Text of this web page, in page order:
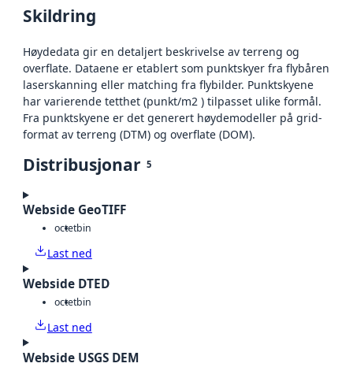
Skildring
Høydedata gir en detaljert beskrivelse av terreng og
overflate. Dataene er etablert som punktskyer fra flybåren
laserskanning eller matching fra flybilder. Punktskyene
har varierende tetthet (punkt/m2 ) tilpasset ulike formål.
Fra punktskyene er det generert høydemodeller på grid-
format av terreng (DTM) og overflate (DOM).
Distribusjonar 5
Webside GeoTIFF
octetbin
Last ned
Webside DTED
octetbin
Last ned
Webside USGS DEM